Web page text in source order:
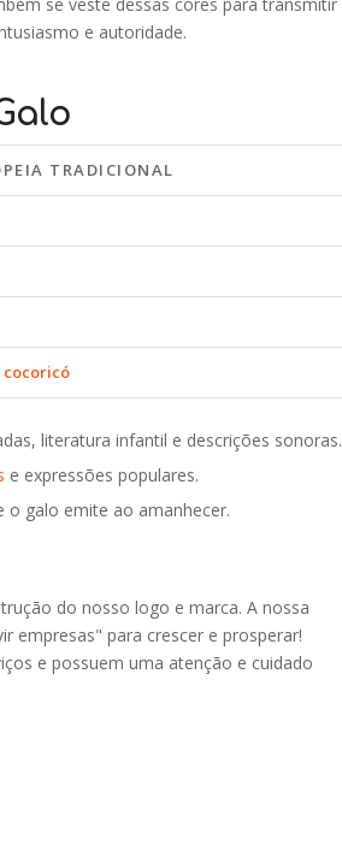
e autoridade.
TRADICIONAL
cocoricó
literatura infantil e descrições sonoras.
e expressões populares.
galo emite ao amanhecer.
do nosso logo e marca. A nossa
empresas" para crescer e prosperar!
e possuem uma atenção e cuidado